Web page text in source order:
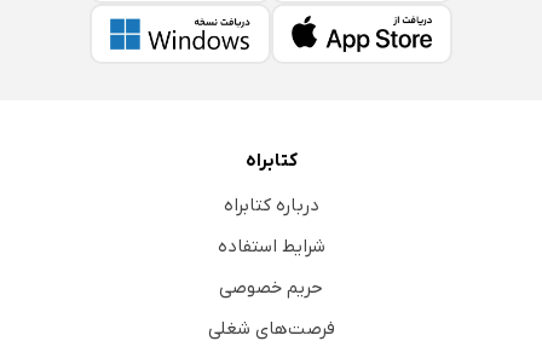
کتابراه
درباره کتابراه
شرایط استفاده
حریم خصوصی
فرصت‌های شغلی